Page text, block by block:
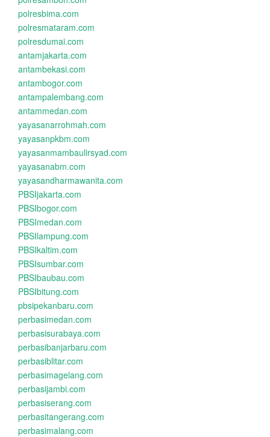
polresbima.com
polresmataram.com
polresdumai.com
antamjakarta.com
antambekasi.com
antambogor.com
antampalembang.com
antammedan.com
yayasanarrohmah.com
yayasanpkbm.com
yayasanmambaulirsyad.com
yayasanabm.com
yayasandharmawanita.com
PBSIjakarta.com
PBSIbogor.com
PBSImedan.com
PBSIlampung.com
PBSIkaltim.com
PBSIsumbar.com
PBSIbaubau.com
PBSIbitung.com
pbsipekanbaru.com
perbasimedan.com
perbasisurabaya.com
perbasibanjarbaru.com
perbasiblitar.com
perbasimagelang.com
perbasijambi.com
perbasiserang.com
perbasitangerang.com
perbasimalang.com